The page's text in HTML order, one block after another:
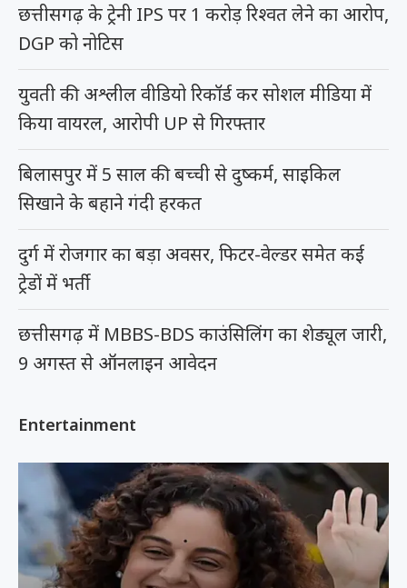
छत्तीसगढ़ के ट्रेनी IPS पर 1 करोड़ रिश्वत लेने का आरोप,
DGP को नोटिस
युवती की अश्लील वीडियो रिकॉर्ड कर सोशल मीडिया में
किया वायरल, आरोपी UP से गिरफ्तार
बिलासपुर में 5 साल की बच्ची से दुष्कर्म, साइकिल
सिखाने के बहाने गंदी हरकत
दुर्ग में रोजगार का बड़ा अवसर, फिटर-वेल्डर समेत कई
ट्रेडों में भर्ती
छत्तीसगढ़ में MBBS-BDS काउंसिलिंग का शेड्यूल जारी,
9 अगस्त से ऑनलाइन आवेदन
Entertainment